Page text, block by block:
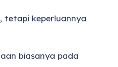
tetapi keperluannya
biasanya pada